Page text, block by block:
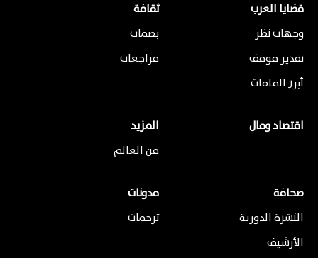
قضايا العرب
وجهات نظر
تقدير موقف
أبرز الملفات
ثقافة
بصمات
مراجعات
اقتصاد ومال
المزيد
من العالم
صحافة
النشرة الدورية
الأرشيف
مدونات
ترجمات